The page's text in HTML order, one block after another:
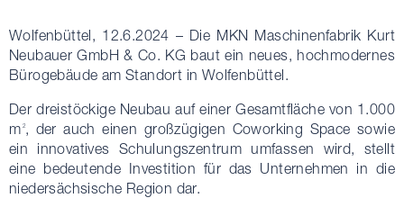
Wolfenbüttel, 12.6.2024 – Die MKN Maschinenfabrik Kurt
Neubauer GmbH & Co. KG baut ein neues, hochmodernes
Bürogebäude am Standort in Wolfenbüttel.
Der dreistöckige Neubau auf einer Gesamtfläche von 1.000
m 2, der auch einen großzügigen Coworking Space sowie
ein innovatives Schulungszentrum umfassen wird, stellt
eine bedeutende Investition für das Unternehmen in die
niedersächsische Region dar.